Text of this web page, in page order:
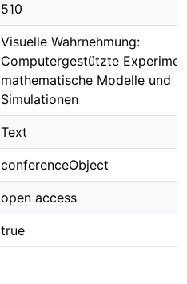
510
Visuelle Wahrnehmung:
Computergestützte
mathematische Modelle und
Simulationen
Text
conferenceObject
open access
true